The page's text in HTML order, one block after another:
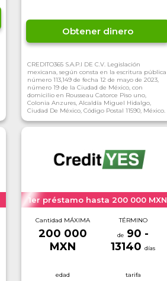
Obtener dinero
CREDITO365 S.A.P.I DE C.V. Legislación
mexicana, según consta en la escritura pública
número 113,149 de fecha 12 de mayo de 2023,
número 19 de la Ciudad de México, con
domicilio en Rousseau Catorce Piso uno,
Colonia Anzures, Alcaldía Miguel Hidalgo,
Ciudad De México, Código Postal 11590, México.
1er préstamo hasta 200 000 MXN
Cantidad MÁXIMA
200 000
MXN
TÉRMINO
90 -
13140
edad tarifa